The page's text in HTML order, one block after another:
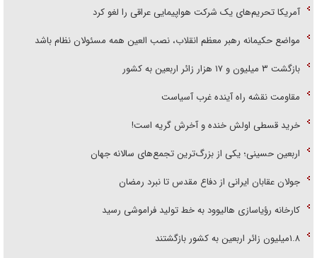
آمریکا تحریم‌های یک شرکت هواپیمایی عراقی را لغو کرد
مواضع حکیمانه رهبر معظم انقلاب، نصب العین همه مسئولان نظام باشد
بازگشت ۳ میلیون و ۱۷ هزار زائر اربعین به کشور
مقاومت نقشه راه آینده غرب آسیاست
خرید قسطی اولش خنده و آخرش گریه است!
اربعین حسینی؛ یکی از بزرگ‌ترین تجمع‌های سالانه جهان
جولان عقابان ایرانی از دفاع مقدس تا نبرد رمضان
کارخانه رؤیاسازی هالیوود به خط تولید فراموشی رسید
۱.۸میلیون زائر اربعین به کشور بازگشتند